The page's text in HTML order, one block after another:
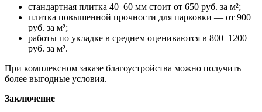
стандартная плитка 40–60 мм стоит от 650 руб. за м²;
плитка повышенной прочности для парковки — от 900
руб. за м²;
работы по укладке в среднем оцениваются в 800–1200
руб. за м².
При комплексном заказе благоустройства можно получить
более выгодные условия.
Заключение